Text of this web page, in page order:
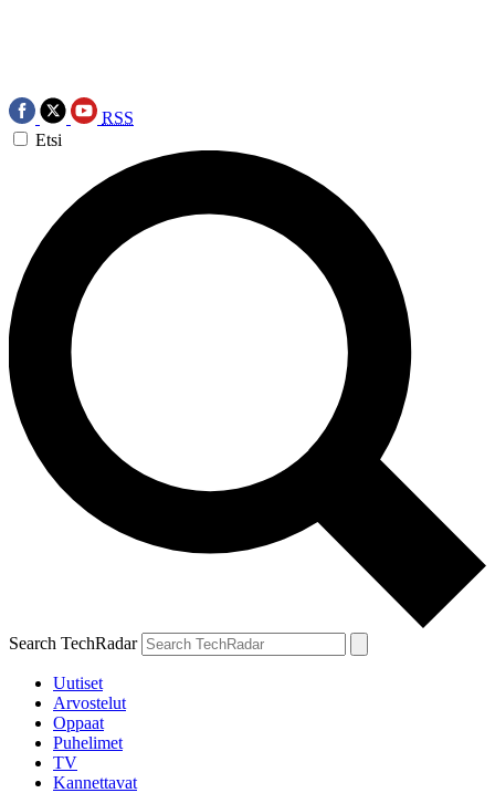
RSS
Etsi
Search TechRadar
Uutiset
Arvostelut
Oppaat
Puhelimet
TV
Kannettavat